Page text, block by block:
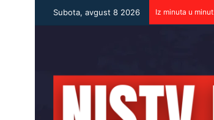
Subota, avgust 8 2026 Iz minuta u minut